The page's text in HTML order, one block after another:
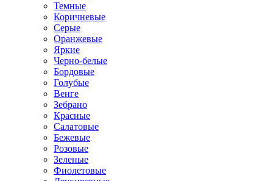
Темные
Коричневые
Серые
Оранжевые
Яркие
Черно-белые
Бордовые
Голубые
Венге
Зебрано
Красные
Салатовые
Бежевые
Розовые
Зеленые
Фиолетовые